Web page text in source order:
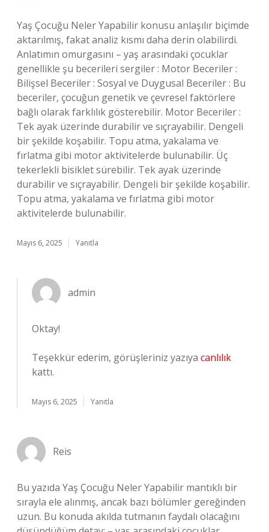
Yaş Çocuğu Neler Yapabilir konusu anlaşılır biçimde
aktarılmış, fakat analiz kısmı daha derin olabilirdi.
Anlatımın omurgasını – yaş arasındaki çocuklar
genellikle şu becerileri sergiler : Motor Beceriler :
Bilişsel Beceriler : Sosyal ve Duygusal Beceriler : Bu
beceriler, çocuğun genetik ve çevresel faktörlere
bağlı olarak farklılık gösterebilir. Motor Beceriler :
Tek ayak üzerinde durabilir ve sıçrayabilir. Dengeli
bir şekilde koşabilir. Topu atma, yakalama ve
fırlatma gibi motor aktivitelerde bulunabilir. Üç
tekerlekli bisiklet sürebilir. Tek ayak üzerinde
durabilir ve sıçrayabilir. Dengeli bir şekilde koşabilir.
Topu atma, yakalama ve fırlatma gibi motor
aktivitelerde bulunabilir.
Mayıs 6, 2025 Yanıtla
admin
Oktay!
Teşekkür ederim, görüşleriniz yazıya canlılık
kattı.
Mayıs 6, 2025 Yanıtla
Reis
Bu yazıda Yaş Çocuğu Neler Yapabilir mantıklı bir
sırayla ele alınmış, ancak bazı bölümler gereğinden
uzun. Bu konuda akılda tutmanın faydalı olacağını